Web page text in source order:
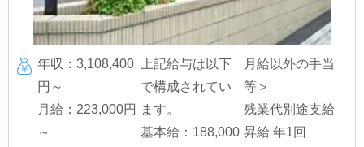
年収：3,108,400
円～
月給：223,000円
～
上記給与は以下
で構成されてい
ます。
基本給：188,000
月給以外の手当
等＞
残業代別途支給
昇給 年1回